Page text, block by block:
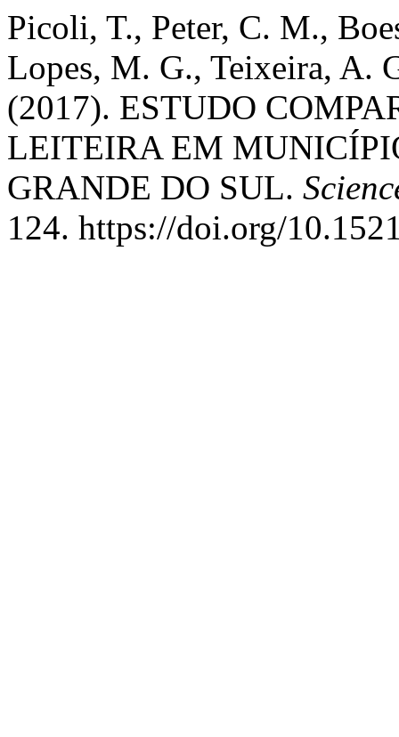
Picoli, T., Peter, C. M.,
Lopes, M. G., Teixeira, A.
(2017). ESTUDO
LEITEIRA EM
GRANDE DO SUL.
124. https://doi.org/